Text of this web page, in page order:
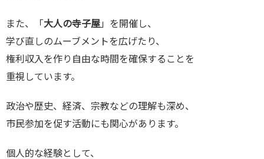
また、「 大人の寺子屋 」を開催し、
学び直しのムーブメントを広げたり、
権利収入を作り自由な時間を確保することを
重視しています。
政治や歴史、経済、宗教などの理解も深め、
市民参加を促す活動にも関心があります。
個人的な経験として、